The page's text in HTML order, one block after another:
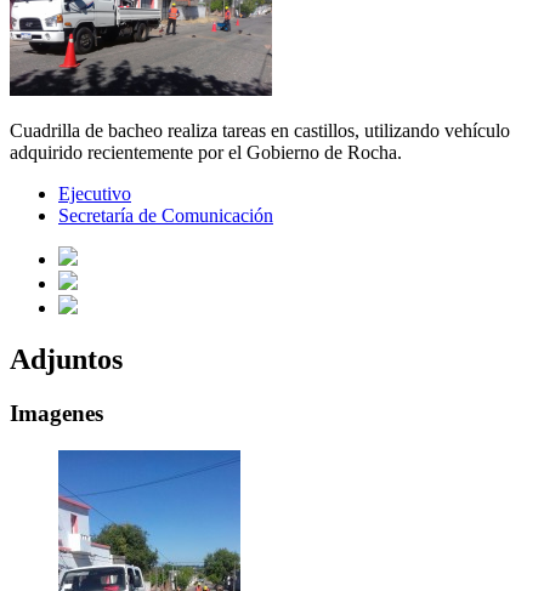
Cuadrilla de bacheo realiza tareas en castillos, utilizando vehículo
adquirido recientemente por el Gobierno de Rocha.
Ejecutivo
Secretaría de Comunicación
Adjuntos
Imagenes